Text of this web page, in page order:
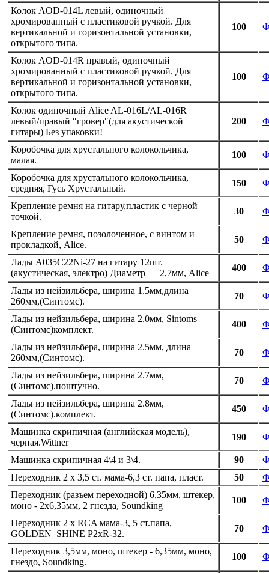
Колок AOD-014L левый, одиночный
хромированный с пластиковой ручкой. Для
вертикальной и горизонтальной установки,
открытого типа.
100
Колок AOD-014R правый, одиночный
хромированный с пластиковой ручкой. Для
вертикальной и горизонтальной установки,
открытого типа.
100
Колок одиночный Alice AL-016L/AL-016R
левый/правый ″гровер″(для акустической
гитары) Без упаковки!
200
Коробочка для хрустального колокольчика,
малая.
100
Коробочка для хрустального колокольчика,
средняя, Гусь Хрустальный.
150
Крепление ремня на гитару,пластик с черной
точкой.
30
Крепление ремня, позолоченное, с винтом и
прокладкой, Alice.
50
Лады A035C22Ni-27 на гитару 12шт.
(акустическая, электро) Диаметр — 2,7мм, Alice
400
Лады из нейзильбера, ширина 1.5мм,длина
260мм,(Синтомс).
70
Лады из нейзильбера, ширина 2.0мм, Sintoms
(Синтомс)комплект.
400
Лады из нейзильбера, ширина 2.5мм, длина
260мм,(Синтомс).
70
Лады из нейзильбера, ширина 2.7мм,
(Синтомс).поштучно.
70
Лады из нейзильбера, ширина 2.8мм,
(Синтомс).комплект.
450
Машинка скрипичная (английская модель),
черная.Wittner
190
Машинка скрипичная 4\4 и 3\4. 90
Переходник 2 х 3,5 ст. мама-6,3 ст. папа, пласт.
50
Переходник (разъем переходной) 6,35мм, штекер,
моно - 2х6,35мм, 2 гнезда, Soundking
100
Переходник 2 х RCA мама-3, 5 ст.папа,
GOLDEN_SHINE P2xR-32.
70
Переходник 3,5мм, моно, штекер - 6,35мм, моно,
гнездо, Soundking.
100